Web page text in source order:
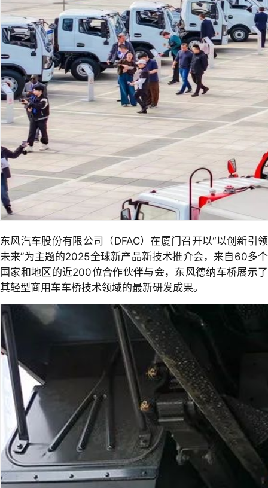
东风汽车股份有限公司（DFAC）在厦门召开以“以创新引领
未来”为主题的2025全球新产品新技术推介会，来自60多个
国家和地区的近200位合作伙伴与会，东风德纳车桥展示了
其轻型商用车车桥技术领域的最新研发成果。